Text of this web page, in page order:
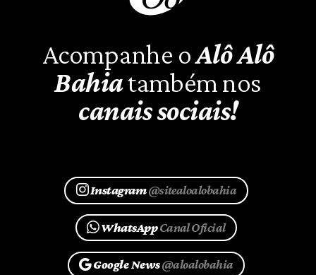
Acompanhe oAlô Alô
Bahiatambém nos
canais sociais!
Instagram@sitealoalobahia
WhatsAppCanal Oficial
Google News@aloalobahia